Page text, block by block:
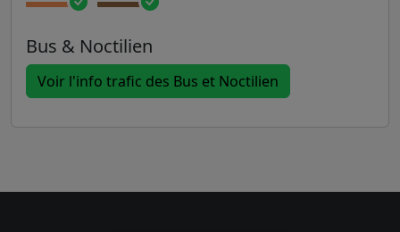
Bus & Noctilien
Voir l'info trafic des Bus et Noctilien